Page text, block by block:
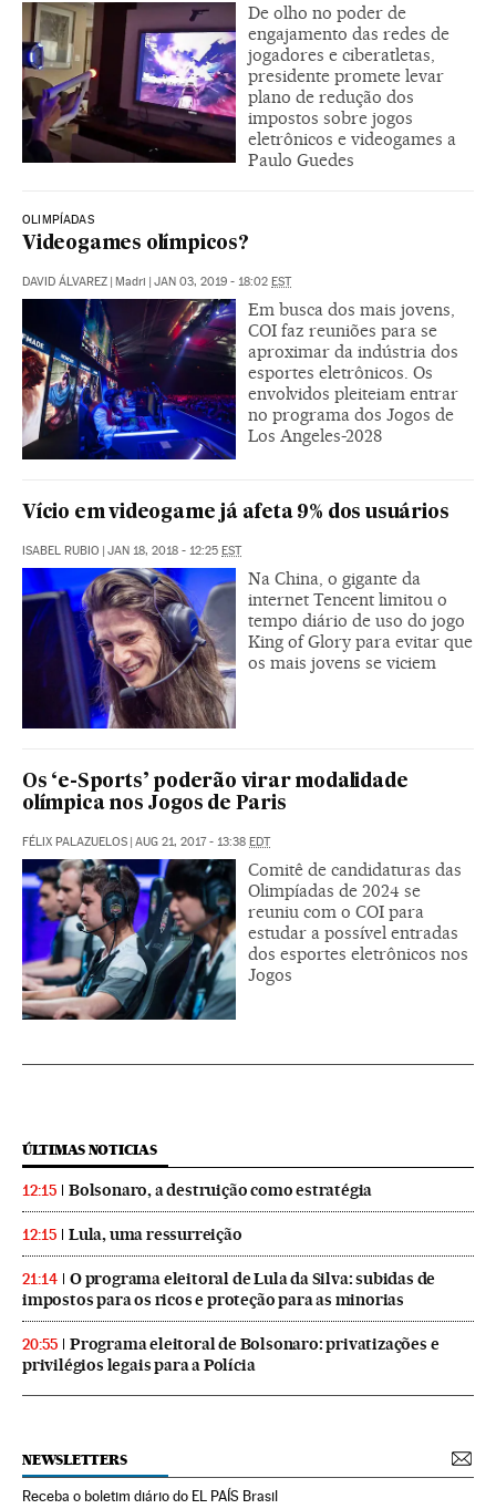
De olho no poder de
engajamento das redes de
jogadores e ciberatletas,
presidente promete levar
plano de redução dos
impostos sobre jogos
eletrônicos e videogames a
Paulo Guedes
OLIMPÍADAS
Videogames olímpicos?
DAVID ÁLVAREZ Madri JAN 03, 2019 - 18:02 EST
Em busca dos mais jovens,
COI faz reuniões para se
aproximar da indústria dos
esportes eletrônicos. Os
envolvidos pleiteiam entrar
no programa dos Jogos de
Los Angeles-2028
Vício em videogame já afeta 9% dos usuários
ISABEL RUBIO JAN 18, 2018 - 12:25 EST
Na China, o gigante da
internet Tencent limitou o
tempo diário de uso do jogo
King of Glory para evitar que
os mais jovens se viciem
Os ‘e-Sports’ poderão virar modalidade
olímpica nos Jogos de Paris
FÉLIX PALAZUELOS | AUG 21, 2017 - 13:38 EDT
Comitê de candidaturas das
Olimpíadas de 2024 se
reuniu com o COI para
estudar a possível entradas
dos esportes eletrônicos nos
Jogos
ÚLTIMAS NOTICIAS
12:15 Bolsonaro, a destruição como estratégia
12:15 Lula, uma ressurreição
21:14
O programa eleitoral de Lula da Silva: subidas de
impostos para os ricos e proteção para as minorias
20:55
Programa eleitoral de Bolsonaro: privatizações e
privilégios legais para a Polícia
NEWSLETTERS
Receba o boletim diário do EL PAÍS Brasil